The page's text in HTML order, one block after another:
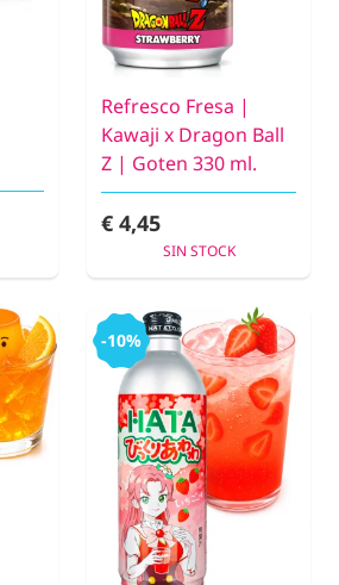
Refresco Fresa |
Kawaji x Dragon Ball
Z | Goten 330 ml.
€ 4,45
SIN STOCK
-10%